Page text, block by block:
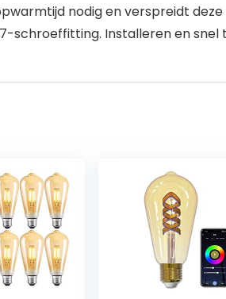
nodig en verspreidt
schroeffitting. Installeren en